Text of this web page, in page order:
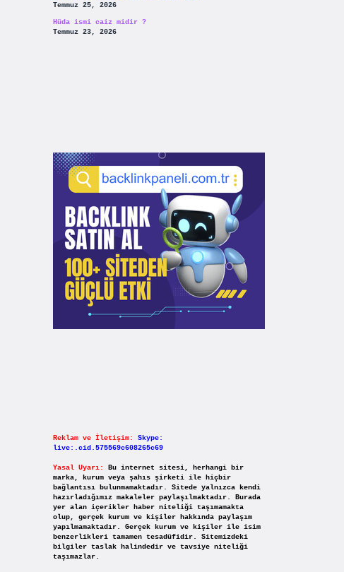
Temmuz 25, 2026
Hüda ismi caiz midir ?
Temmuz 23, 2026
Reklam ve İletişim:
Skype:
live:.cid.575569c608265c69
Yasal Uyarı:
Bu internet sitesi, herhangi bir
marka, kurum veya şahıs şirketi ile hiçbir
bağlantısı bulunmamaktadır. Sitede yalnızca kendi
hazırladığımız makaleler paylaşılmaktadır. Burada
yer alan içerikler haber niteliği taşımamakta
olup, gerçek kurum ve kişiler hakkında paylaşım
yapılmamaktadır. Gerçek kurum ve kişiler ile isim
benzerlikleri tamamen tesadüfidir. Sitemizdeki
bilgiler taslak halindedir ve tavsiye niteliği
taşımazlar.